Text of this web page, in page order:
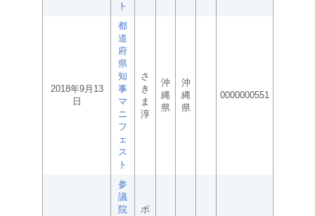
ト
2018年9月13
日
都
道
府
県
知
事
マ
ニ
フ
ェ
ス
ト
さ
き
ま
淳
沖
縄
県
沖
縄
県
0000000551
参
議
院
ボ